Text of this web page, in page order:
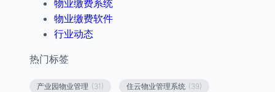
物业缴费系统
物业缴费软件
行业动态
热门标签
产业园物业管理 (31) 住云物业管理系统 (39)